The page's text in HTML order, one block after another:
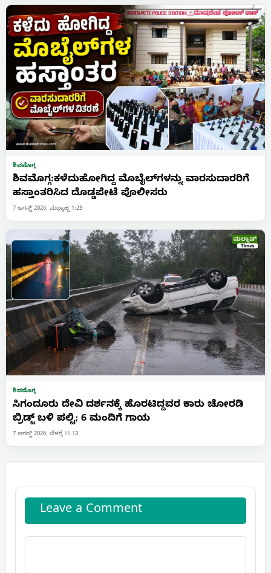
ಶಿವಮೊಗ್ಗ
ಶಿವಮೊಗ್ಗ:ಕಳೆದುಹೋಗಿದ್ದ ಮೊಬೈಲ್‌ಗಳನ್ನು ವಾರಸುದಾರರಿಗೆ
ಹಸ್ತಾಂತರಿಸಿದ ದೊಡ್ಡಪೇಟೆ ಪೊಲೀಸರು
7 ಆಗಸ್ಟ್ 2026, ಮಧ್ಯಾಹ್ನ 1:23
ಶಿವಮೊಗ್ಗ
ಸಿಗಂದೂರು ದೇವಿ ದರ್ಶನಕ್ಕೆ ಹೊರಟಿದ್ದವರ ಕಾರು ಚೋರಡಿ
ಬ್ರಿಡ್ಜ್ ಬಳಿ ಪಲ್ಟಿ; 6 ಮಂದಿಗೆ ಗಾಯ
7 ಆಗಸ್ಟ್ 2026, ಬೆಳಗ್ಗೆ 11:13
Leave a Comment
Comment